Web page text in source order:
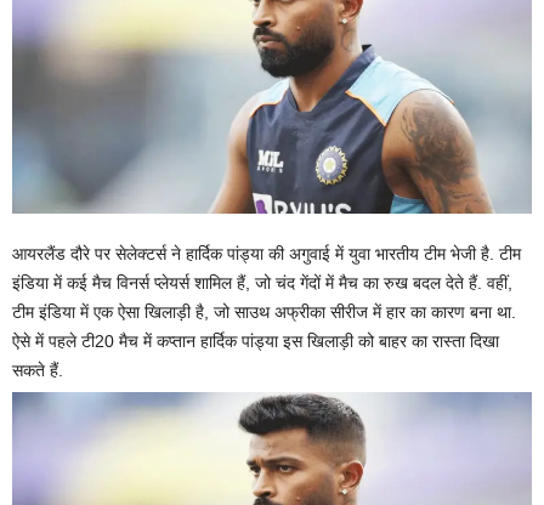
आयरलैंड दौरे पर सेलेक्टर्स ने हार्दिक पांड्या की अगुवाई में युवा भारतीय टीम भेजी है. टीम
इंडिया में कई मैच विनर्स प्लेयर्स शामिल हैं, जो चंद गेंदों में मैच का रुख बदल देते हैं. वहीं,
टीम इंडिया में एक ऐसा खिलाड़ी है, जो साउथ अफ्रीका सीरीज में हार का कारण बना था.
ऐसे में पहले टी20 मैच में कप्तान हार्दिक पांड्या इस खिलाड़ी को बाहर का रास्ता दिखा
सकते हैं.